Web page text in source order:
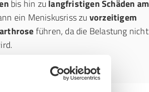
bis hin zu langfristigen Schäden am
ein Meniskusriss zu vorzeitigem
führen, da die Belastung nicht